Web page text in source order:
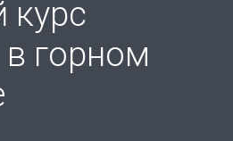
курс
в горном